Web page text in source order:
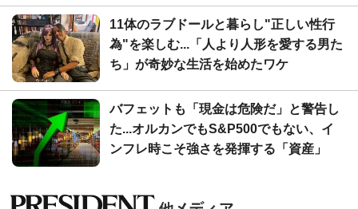
11体のラブドールと暮らし"正しい性行
為"を楽しむ...「人より人形を愛する男た
ち」が奇妙な生活を始めたワケ
バフェットも「現金は危険だ」と警告し
た...オルカンでもS&P500でもない、イ
ンフレ時こそ強さを発揮する「資産」